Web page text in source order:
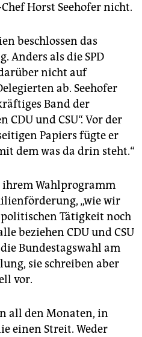
Horst Seehofer nicht.
beschlossen das
Anders als die SPD
nicht auf
ab. Seehofer
Band der
und CSU“. Vor der
Papiers fügte er
dem was da drin steht.“
Wahlprogramm
„wie wir
Tätigkeit noch
beziehen CDU und CSU
Bundestagswahl am
sie schreiben aber
vor.
all den Monaten, in
einen Streit. Weder